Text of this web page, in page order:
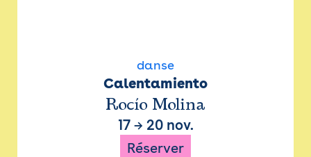
danse
Calentamiento
Rocío Molina
17→ 20 nov.
Réserver